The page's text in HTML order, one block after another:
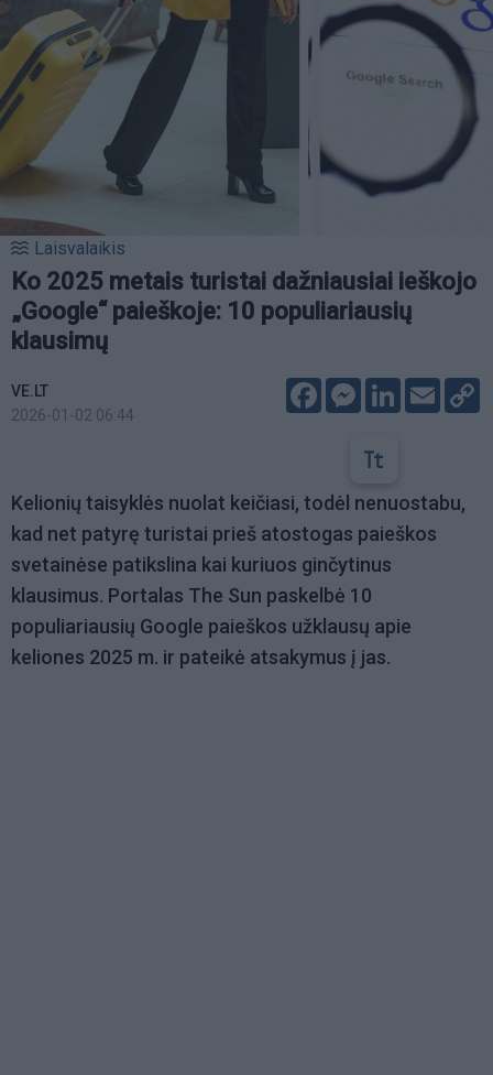
Laisvalaikis
Ko 2025 metais turistai dažniausiai ieškojo
„Google“ paieškoje: 10 populiariausių
klausimų
VE.LT
2026-01-02 06:44
FacebookMessenger
LinkedIn
Email
Kelionių taisyklės nuolat keičiasi, todėl nenuostabu,
kad net patyrę turistai prieš atostogas paieškos
svetainėse patikslina kai kuriuos ginčytinus
klausimus. Portalas The Sun paskelbė 10
populiariausių Google paieškos užklausų apie
keliones 2025 m. ir pateikė atsakymus į jas.